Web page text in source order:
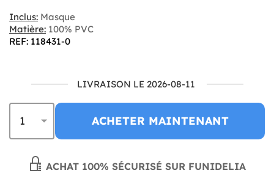
Inclus: Masque
Matière: 100% PVC
REF: 118431-0
LIVRAISON LE 2026-08-11
ACHETER MAINTENANT
ACHAT 100% SÉCURISÉ SUR FUNIDELIA